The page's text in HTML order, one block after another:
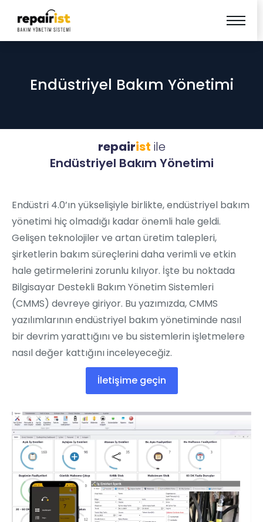
Endüstriyel Bakım Yönetimi
repairist ile
Endüstriyel Bakım Yönetimi
Endüstri 4.0’ın yükselişiyle birlikte, endüstriyel bakım
yönetimi hiç olmadığı kadar önemli hale geldi.
Gelişen teknolojiler ve artan üretim talepleri,
şirketlerin bakım süreçlerini daha verimli ve etkin
hale getirmelerini zorunlu kılıyor. İşte bu noktada
Bilgisayar Destekli Bakım Yönetim Sistemleri
(CMMS) devreye giriyor. Bu yazımızda, CMMS
yazılımlarının endüstriyel bakım yönetiminde nasıl
bir devrim yarattığını ve bu sistemlerin işletmelere
nasıl değer kattığını inceleyeceğiz.
İletişime geçin